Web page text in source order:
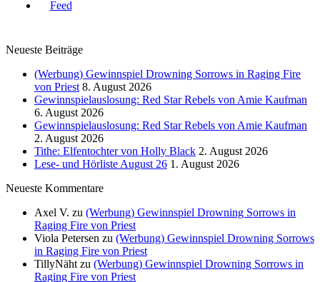
Neueste Beiträge
(Werbung) Gewinnspiel Drowning Sorrows in Raging Fire
von Priest 8. August 2026
Gewinnspielauslosung: Red Star Rebels von Amie Kaufman
6. August 2026
Gewinnspielauslosung: Red Star Rebels von Amie Kaufman
2. August 2026
Tithe: Elfentochter von Holly Black 2. August 2026
Lese- und Hörliste August 26 1. August 2026
Neueste Kommentare
Axel V. zu (Werbung) Gewinnspiel Drowning Sorrows in
Raging Fire von Priest
Viola Petersen zu (Werbung) Gewinnspiel Drowning Sorrows
in Raging Fire von Priest
TillyNäht zu (Werbung) Gewinnspiel Drowning Sorrows in
Raging Fire von Priest